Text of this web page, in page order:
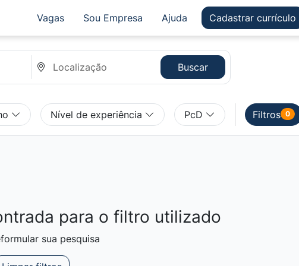
Vagas Sou Empresa Ajuda Cadastrar currículo
Buscar
Nível de experiência PcD Filtros 0
para o filtro utilizado
sua pesquisa